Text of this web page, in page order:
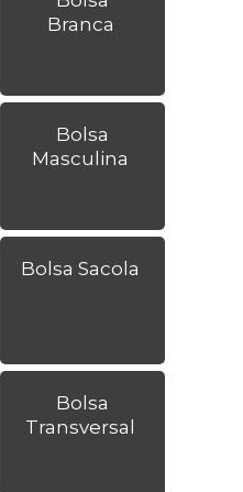
Branca
Bolsa
Masculina
Bolsa Sacola
Bolsa
Transversal